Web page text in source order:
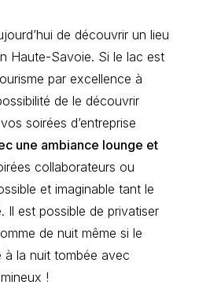
de découvrir un lieu
Haute-Savoie. Si le lac est
par excellence à
de le découvrir
soirées d’entreprise
une ambiance lounge et
collaborateurs ou
et imaginable tant le
Il est possible de privatiser
de nuit même si le
à la nuit tombée avec
!